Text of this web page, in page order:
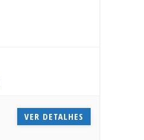
VER DETALHES